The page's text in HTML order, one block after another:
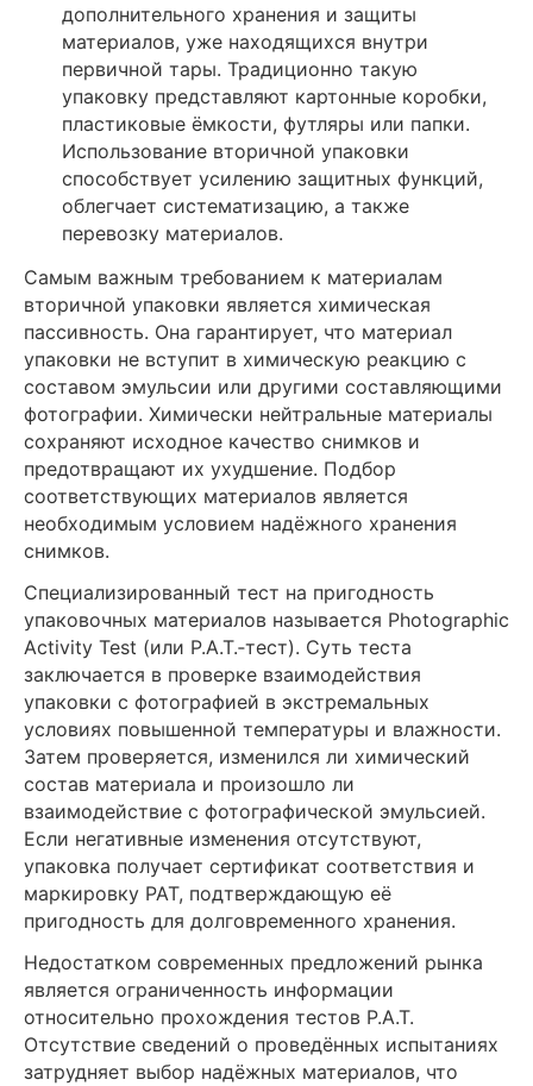
дополнительного хранения и защиты
материалов, уже находящихся внутри
первичной тары. Традиционно такую
упаковку представляют картонные коробки,
пластиковые ёмкости, футляры или папки.
Использование вторичной упаковки
способствует усилению защитных функций,
облегчает систематизацию, а также
перевозку материалов.
Самым важным требованием к материалам
вторичной упаковки является химическая
пассивность. Она гарантирует, что материал
упаковки не вступит в химическую реакцию с
составом эмульсии или другими составляющими
фотографии. Химически нейтральные материалы
сохраняют исходное качество снимков и
предотвращают их ухудшение. Подбор
соответствующих материалов является
необходимым условием надёжного хранения
снимков.
Специализированный тест на пригодность
упаковочных материалов называется Photographic
Activity Test (или P.A.T.‑тест). Суть теста
заключается в проверке взаимодействия
упаковки с фотографией в экстремальных
условиях повышенной температуры и влажности.
Затем проверяется, изменился ли химический
состав материала и произошло ли
взаимодействие с фотографической эмульсией.
Если негативные изменения отсутствуют,
упаковка получает сертификат соответствия и
маркировку PAT, подтверждающую её
пригодность для долговременного хранения.
Недостатком современных предложений рынка
является ограниченность информации
относительно прохождения тестов P.A.T.
Отсутствие сведений о проведённых испытаниях
затрудняет выбор надёжных материалов, что